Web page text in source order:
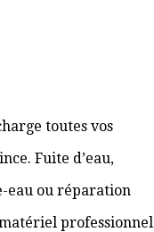
toutes vos
Fuite d’eau,
eau ou réparation
professionnel